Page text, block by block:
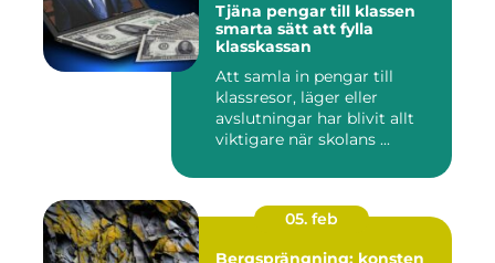
Tjäna pengar till klassen
smarta sätt att fylla
klasskassan
Att samla in pengar till
klassresor, läger eller
avslutningar har blivit allt
viktigare när skolans ...
05. feb
Bergsprängning: konsten